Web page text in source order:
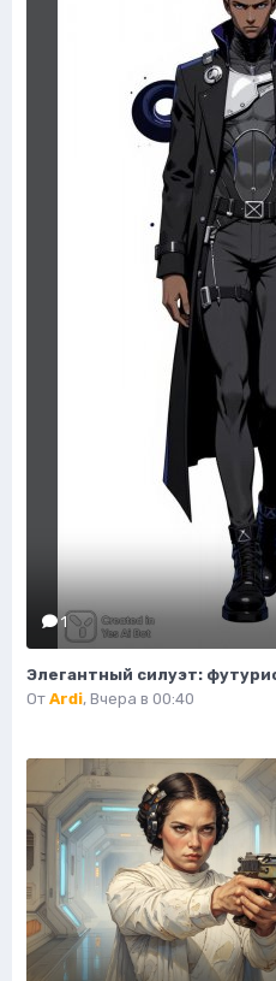
1
От Ardi, Вчера в 00:40